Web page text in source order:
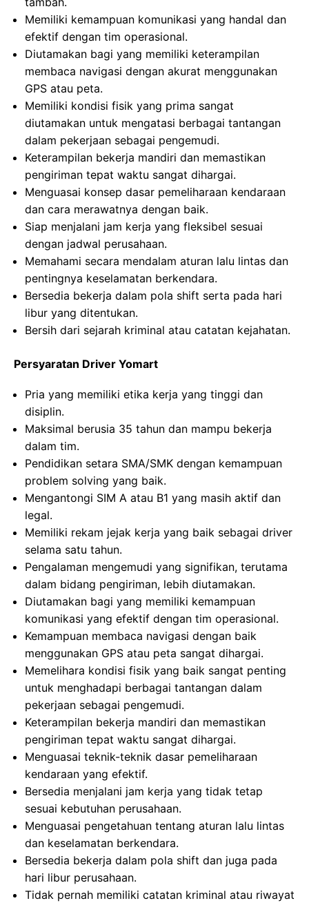
Memiliki kemampuan komunikasi yang handal dan
efektif dengan tim operasional.
Diutamakan bagi yang memiliki keterampilan
membaca navigasi dengan akurat menggunakan
GPS atau peta.
Memiliki kondisi fisik yang prima sangat
diutamakan untuk mengatasi berbagai tantangan
dalam pekerjaan sebagai pengemudi.
Keterampilan bekerja mandiri dan memastikan
pengiriman tepat waktu sangat dihargai.
Menguasai konsep dasar pemeliharaan kendaraan
dan cara merawatnya dengan baik.
Siap menjalani jam kerja yang fleksibel sesuai
dengan jadwal perusahaan.
Memahami secara mendalam aturan lalu lintas dan
pentingnya keselamatan berkendara.
Bersedia bekerja dalam pola shift serta pada hari
libur yang ditentukan.
Bersih dari sejarah kriminal atau catatan kejahatan.
Persyaratan Driver Yomart
Pria yang memiliki etika kerja yang tinggi dan
disiplin.
Maksimal berusia 35 tahun dan mampu bekerja
dalam tim.
Pendidikan setara SMA/SMK dengan kemampuan
problem solving yang baik.
Mengantongi SIM A atau B1 yang masih aktif dan
legal.
Memiliki rekam jejak kerja yang baik sebagai driver
selama satu tahun.
Pengalaman mengemudi yang signifikan, terutama
dalam bidang pengiriman, lebih diutamakan.
Diutamakan bagi yang memiliki kemampuan
komunikasi yang efektif dengan tim operasional.
Kemampuan membaca navigasi dengan baik
menggunakan GPS atau peta sangat dihargai.
Memelihara kondisi fisik yang baik sangat penting
untuk menghadapi berbagai tantangan dalam
pekerjaan sebagai pengemudi.
Keterampilan bekerja mandiri dan memastikan
pengiriman tepat waktu sangat dihargai.
Menguasai teknik-teknik dasar pemeliharaan
kendaraan yang efektif.
Bersedia menjalani jam kerja yang tidak tetap
sesuai kebutuhan perusahaan.
Menguasai pengetahuan tentang aturan lalu lintas
dan keselamatan berkendara.
Bersedia bekerja dalam pola shift dan juga pada
hari libur perusahaan.
Tidak pernah memiliki catatan kriminal atau riwayat